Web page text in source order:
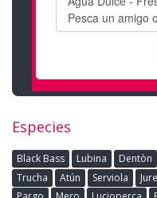
Especies
Black Bass Lubina Dentòn
Trucha
Atún Serviola